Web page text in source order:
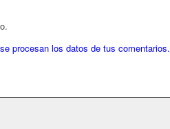
procesan los datos de tus comentarios.